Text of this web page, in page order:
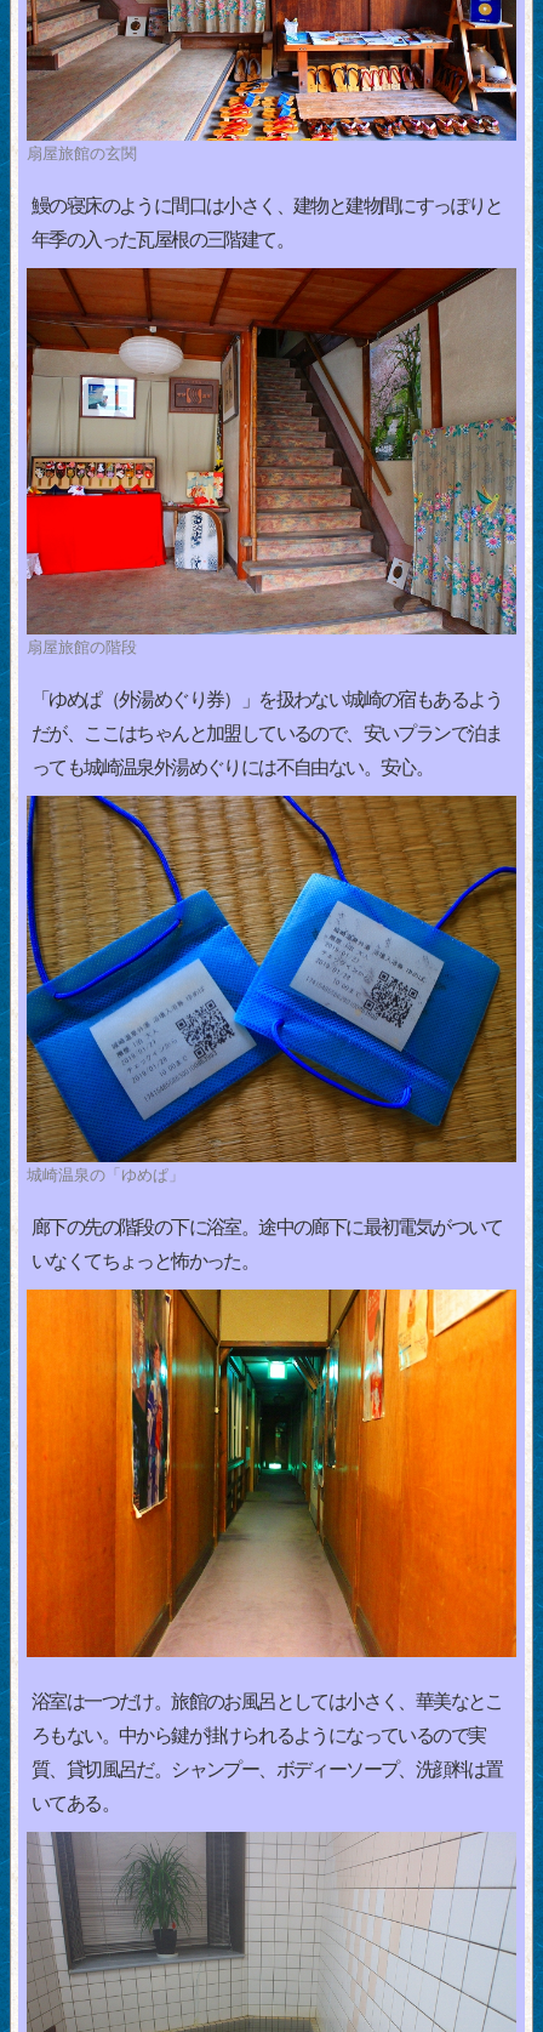
扇屋旅館の玄関
鰻の寝床のように間口は小さく、建物と建物間にすっぽりと
年季の入った瓦屋根の三階建て。
扇屋旅館の階段
「ゆめぱ（外湯めぐり券）」を扱わない城崎の宿もあるよう
だが、ここはちゃんと加盟しているので、安いプランで泊ま
っても城崎温泉外湯めぐりには不自由ない。安心。
城崎温泉の「ゆめぱ」
廊下の先の階段の下に浴室。途中の廊下に最初電気がついて
いなくてちょっと怖かった。
浴室は一つだけ。旅館のお風呂としては小さく、華美なとこ
ろもない。中から鍵が掛けられるようになっているので実
質、貸切風呂だ。シャンプー、ボディーソープ、洗顔料は置
いてある。